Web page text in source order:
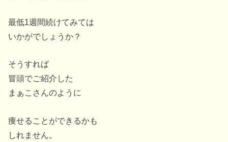
最低1週間続けてみては
いかがでしょうか？
そうすれば
冒頭でご紹介した
まぁこさんのように
痩せることができるかも
しれません。